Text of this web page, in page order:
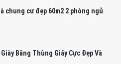
chung cư đẹp 60m2 2 phòng ngủ
Bằng Thùng Giấy Cực Đẹp Và